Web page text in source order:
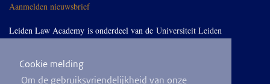
Cookie melding
Om de gebruiksvriendelijkheid van onze
Aanmelden nieuwsbrief
Leiden Law Academy is onderdeel van de Universiteit Leiden
Volg ons op LinkedIn